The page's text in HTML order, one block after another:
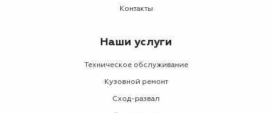
Контакты
Наши услуги
Техническое обслуживание
Кузовной ремонт
Сход-развал